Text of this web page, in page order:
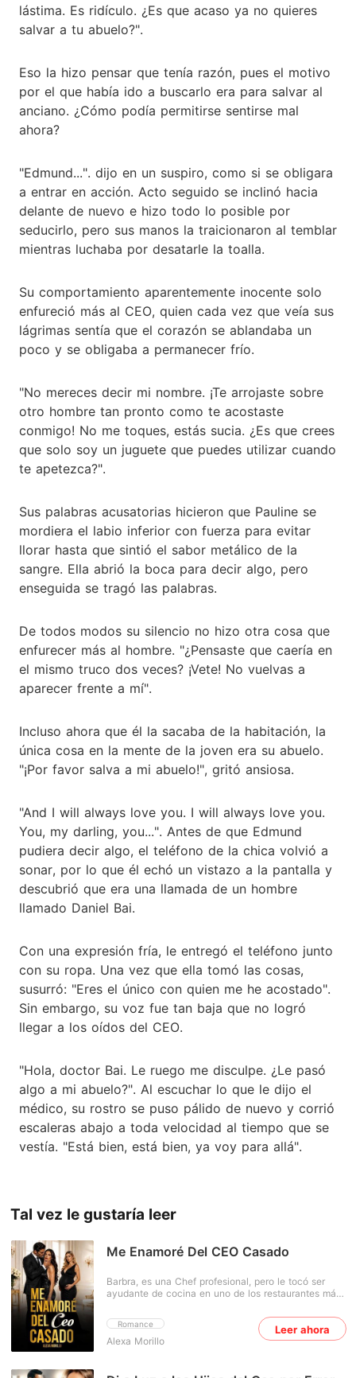
lástima. Es ridículo. ¿Es que acaso ya no quieres
salvar a tu abuelo?".
Eso la hizo pensar que tenía razón, pues el motivo
por el que había ido a buscarlo era para salvar al
anciano. ¿Cómo podía permitirse sentirse mal
ahora?
"Edmund...". dijo en un suspiro, como si se obligara
a entrar en acción. Acto seguido se inclinó hacia
delante de nuevo e hizo todo lo posible por
seducirlo, pero sus manos la traicionaron al temblar
mientras luchaba por desatarle la toalla.
Su comportamiento aparentemente inocente solo
enfureció más al CEO, quien cada vez que veía sus
lágrimas sentía que el corazón se ablandaba un
poco y se obligaba a permanecer frío.
"No mereces decir mi nombre. ¡Te arrojaste sobre
otro hombre tan pronto como te acostaste
conmigo! No me toques, estás sucia. ¿Es que crees
que solo soy un juguete que puedes utilizar cuando
te apetezca?".
Sus palabras acusatorias hicieron que Pauline se
mordiera el labio inferior con fuerza para evitar
llorar hasta que sintió el sabor metálico de la
sangre. Ella abrió la boca para decir algo, pero
enseguida se tragó las palabras.
De todos modos su silencio no hizo otra cosa que
enfurecer más al hombre. "¿Pensaste que caería en
el mismo truco dos veces? ¡Vete! No vuelvas a
aparecer frente a mí".
Incluso ahora que él la sacaba de la habitación, la
única cosa en la mente de la joven era su abuelo.
"¡Por favor salva a mi abuelo!", gritó ansiosa.
"And I will always love you. I will always love you.
You, my darling, you...". Antes de que Edmund
pudiera decir algo, el teléfono de la chica volvió a
sonar, por lo que él echó un vistazo a la pantalla y
descubrió que era una llamada de un hombre
llamado Daniel Bai.
Con una expresión fría, le entregó el teléfono junto
con su ropa. Una vez que ella tomó las cosas,
susurró: "Eres el único con quien me he acostado".
Sin embargo, su voz fue tan baja que no logró
llegar a los oídos del CEO.
"Hola, doctor Bai. Le ruego me disculpe. ¿Le pasó
algo a mi abuelo?". Al escuchar lo que le dijo el
médico, su rostro se puso pálido de nuevo y corrió
escaleras abajo a toda velocidad al tiempo que se
vestía. "Está bien, está bien, ya voy para allá".
Tal vez le gustaría leer
Me Enamoré Del CEO Casado
Romance
Alexa Morillo
Barbra, es una Chef profesional, pero le tocó ser
ayudante de cocina en uno de los restaurantes más
nada bien con su jefe, ambos se odian a muerte, ya
que él la trata como su mandadera. Lo que no sabe
nadie, es que de noche cambia su papel a una sexy
Leer ahora